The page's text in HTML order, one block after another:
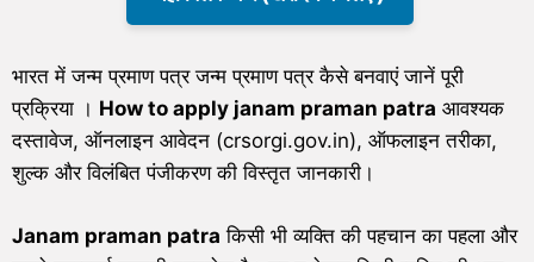
भारत में जन्म प्रमाण पत्र जन्म प्रमाण पत्र कैसे बनवाएं जानें पूरी
प्रक्रिया । How to apply janam praman patra आवश्यक
दस्तावेज, ऑनलाइन आवेदन (crsorgi.gov.in), ऑफलाइन तरीका,
शुल्क और विलंबित पंजीकरण की विस्तृत जानकारी।
Janam praman patra किसी भी व्यक्ति की पहचान का पहला और